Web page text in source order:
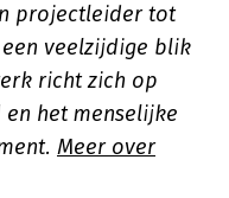
projectleider tot
veelzijdige blik
richt zich op
het menselijke
Meer over